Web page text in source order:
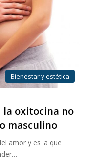
Bienestar y estética
la oxitocina no
masculino
amor y es la que